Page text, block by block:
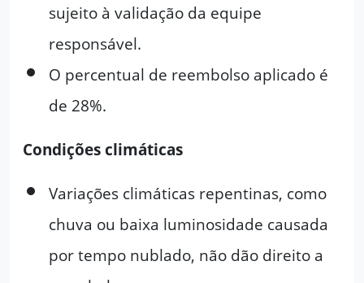
sujeito à validação da equipe
responsável.
O percentual de reembolso aplicado é
de 28%.
Condições climáticas
Variações climáticas repentinas, como
chuva ou baixa luminosidade causada
por tempo nublado, não dão direito a